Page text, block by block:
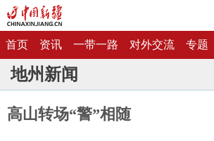
首页 资讯 一带一路 对外交流 专题
地州新闻
高山转场“警”相随